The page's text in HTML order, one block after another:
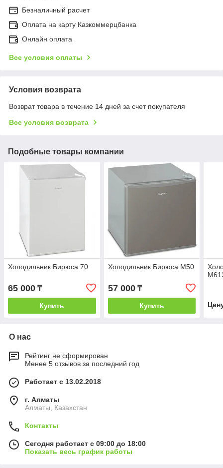
Безналичный расчет
Оплата на карту Казкоммерцбанка
Онлайн оплата
Все условия оплаты
Условия возврата
Возврат товара в течение 14 дней за счет покупателя
Все условия возврата
Подобные товары компании
Холодильник Бирюса 70
65 000 ₸
Купить
Холодильник Бирюса М50
57 000₸
Купить
О нас
Рейтинг не сформирован
Менее 5 отзывов за последний год
Работает с 13.02.2018
г. Алматы
Алматы, Казахстан
Контакты
Сегодня работает с 09:00 до 18:00
Показать весь график работы